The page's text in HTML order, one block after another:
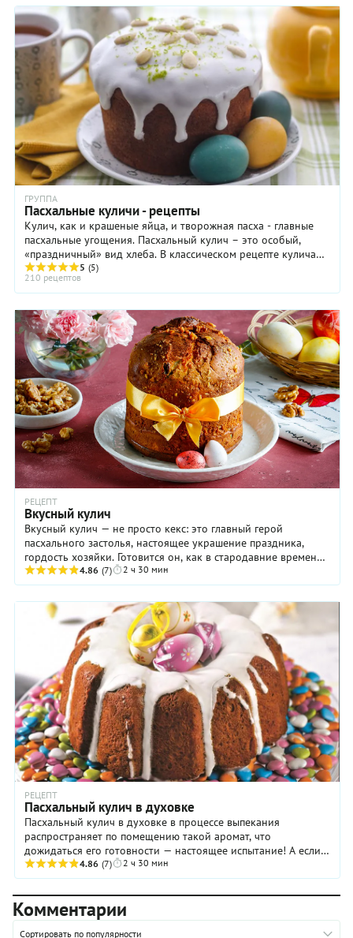
ГРУППА
Пасхальные куличи - рецепты
Кулич, как и крашеные яйца, и творожная пасха - главные
пасхальные угощения. Пасхальный кулич – это особый,
«праздничный» вид хлеба. В классическом рецепте кулича
используют дрожжевое тесто с ...
5 (5)
210 рецептов
РЕЦЕПТ
Вкусный кулич
Вкусный кулич — не просто кекс: это главный герой
пасхального застолья, настоящее украшение праздника,
гордость хозяйки. Готовится он, как в стародавние времена,
довольно долго, однако процесс не ...
4.86 (7) 2 ч 30 мин
РЕЦЕПТ
Пасхальный кулич в духовке
Пасхальный кулич в духовке в процессе выпекания
распространяет по помещению такой аромат, что
дожидаться его готовности — настоящее испытание! А если
хозяйка еще и делает это в Чистый четверг, как ...
4.86 (7) 2 ч 30 мин
Комментарии
Сортировать по популярности